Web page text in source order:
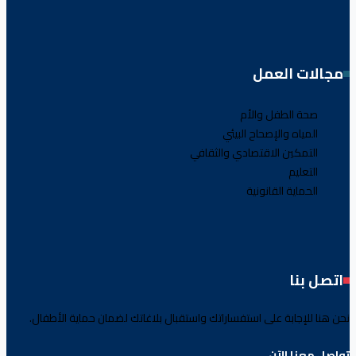
مجالات العمل
صحة الطفل والأم
المياه والإصحاح البيئي
التمكين الاقتصادي والثقافي
التعليم
الحماية القانونية
اتصل بنا
نحن هنا للإجابة على استفساراتك واستقبال بلاغاتك لضمان حماية الأطفال.